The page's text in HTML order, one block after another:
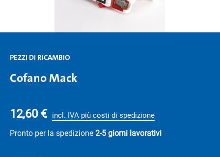
PEZZI DI RICAMBIO
Cofano Mack
12,60 € incl. IVA più costi di spedizione
Pronto per la spedizione 2-5 giorni lavorativi